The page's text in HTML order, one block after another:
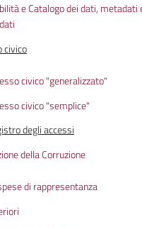
e Catalogo dei dati, metadati
civico
civico "generalizzato"
civico "semplice"
degli accessi
della Corruzione
di rappresentanza